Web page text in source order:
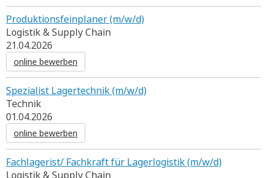
Produktionsfeinplaner (m/w/d)
Logistik & Supply Chain
21.04.2026
online bewerben
Spezialist Lagertechnik (m/w/d)
Technik
01.04.2026
online bewerben
Fachlagerist/ Fachkraft für Lagerlogistik (m/w/d)
Logistik & Supply Chain